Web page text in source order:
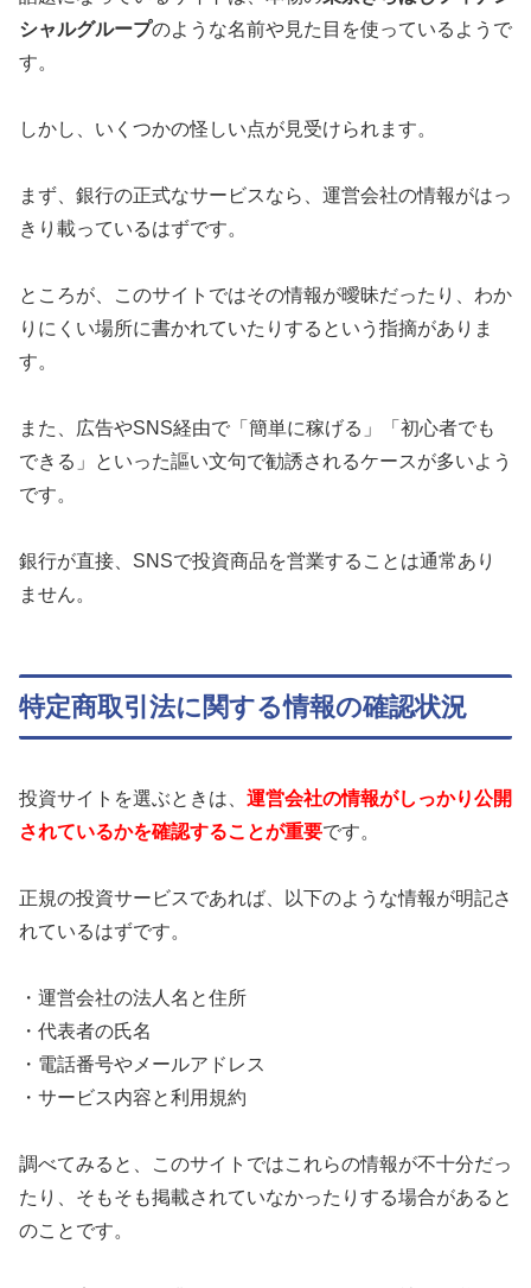
シャルグループのような名前や見た目を使っているようで
す。
しかし、いくつかの怪しい点が見受けられます。
まず、銀行の正式なサービスなら、運営会社の情報がはっ
きり載っているはずです。
ところが、このサイトではその情報が曖昧だったり、わか
りにくい場所に書かれていたりするという指摘がありま
す。
また、広告やSNS経由で「簡単に稼げる」「初心者でも
できる」といった謳い文句で勧誘されるケースが多いよう
です。
銀行が直接、SNSで投資商品を営業することは通常あり
ません。
特定商取引法に関する情報の確認状況
投資サイトを選ぶときは、 運営会社の情報がしっかり公開
されているかを確認することが重要です。
正規の投資サービスであれば、以下のような情報が明記さ
れているはずです。
・運営会社の法人名と住所
・代表者の氏名
・電話番号やメールアドレス
・サービス内容と利用規約
調べてみると、このサイトではこれらの情報が不十分だっ
たり、そもそも掲載されていなかったりする場合があると
のことです。